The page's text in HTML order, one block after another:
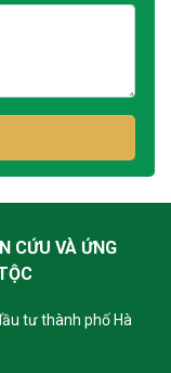
CỨU VÀ ỨNG
tư thành phố Hà